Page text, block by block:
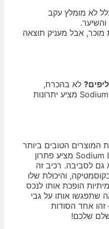
לא מומלץ עקב
אבל מעניק תוצאה
לא בהכרח,
Sodium Lauroyl Sarcosinate מציע יתרונות
הטובים ביותר
לגופנו, Sodium Lauroyl Sarcosinate מציע פתרון
לסביבה. רכיב זה
והיכולת שלו
הופכת אותו לנכס
שתפגשו אותו על גבי
אחד הסודות
שלכם!